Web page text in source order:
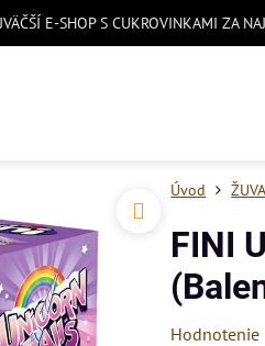
E-SHOP S CUKROVINKAMI ZA
Úvod
FINI
Hodnotenie